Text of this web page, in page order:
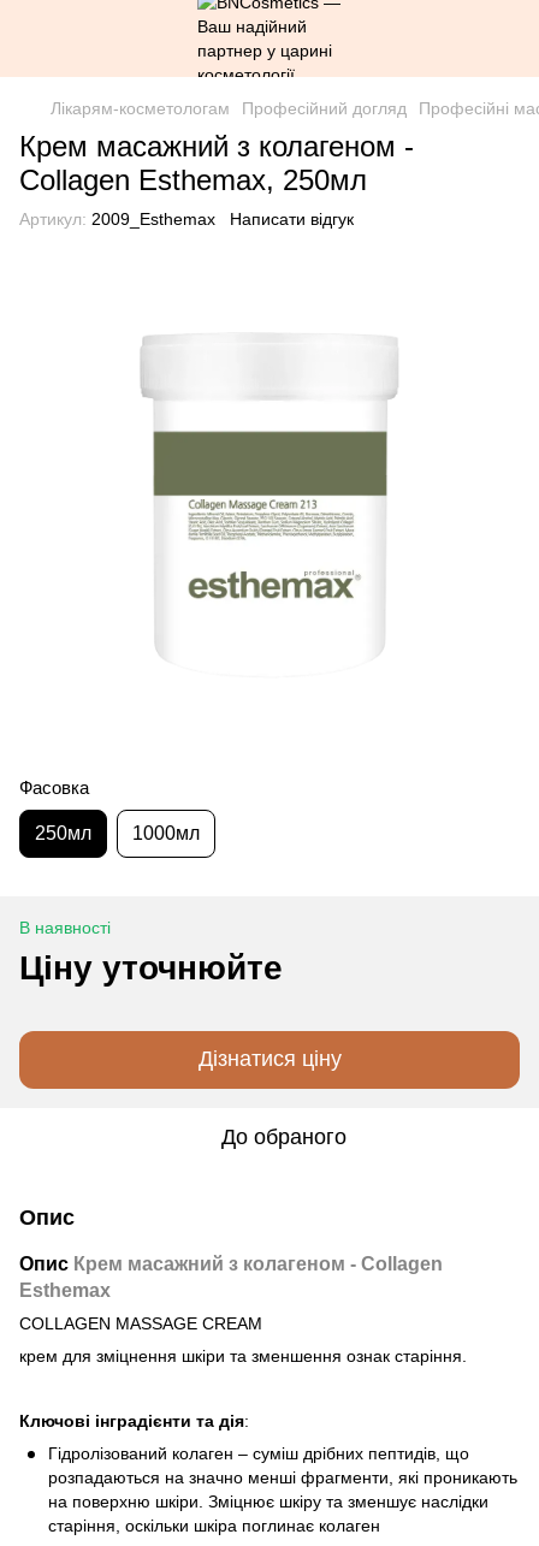
Лікарям-косметологам Професійний догляд Професійні
Крем масажний з колагеном -
Collagen Esthemax, 250мл
Артикул: 2009_Esthemax Написати відгук
Фасовка
250мл 1000мл
В наявності
Ціну уточнюйте
Дізнатися ціну
До обраного
Опис
Опис Крем масажний з колагеном - Collagen
Esthemax
COLLAGEN MASSAGE CREAM
крем для зміцнення шкіри та зменшення ознак старіння.
Ключові інградієнти та дія:
Гідролізований колаген – суміш дрібних пептидів, що
розпадаються на значно менші фрагменти, які проникають
на поверхню шкіри. Зміцнює шкіру та зменшує наслідки
старіння, оскільки шкіра поглинає колаген